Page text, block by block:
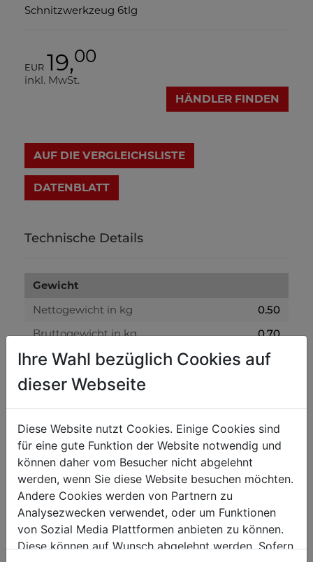
Schnitzwerkzeug 6tlg
EUR 19,00
inkl. MwSt.
HÄNDLER FINDEN
AUF DIE VERGLEICHSLISTE
DATENBLATT
Technische Details
Gewicht
Nettogewicht in kg
0.50
Bruttogewicht in kg
0.70
Versandmaße
Verpackungsbreite in mm
230
Verpackungslänge in mm
445
Allgemeine Daten
EAN Code
9120039903163
Ihre Wahl bezüglich Cookies auf
dieser Webseite
Diese Website nutzt Cookies. Einige Cookies sind
für eine gute Funktion der Website notwendig und
können daher vom Besucher nicht abgelehnt
werden, wenn Sie diese Website besuchen möchten.
Andere Cookies werden von Partnern zu
Analysezwecken verwendet, oder um Funktionen
von Sozial Media Plattformen anbieten zu können.
Diese können auf Wunsch abgelehnt werden. Sofern